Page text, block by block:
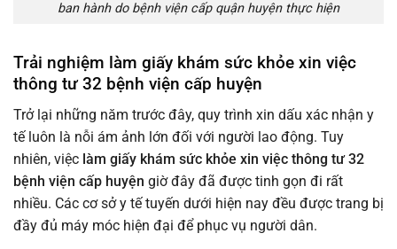
ban hành do bệnh viện cấp quận huyện thực hiện
Trải nghiệm làm giấy khám sức khỏe xin việc
thông tư 32 bệnh viện cấp huyện
Trở lại những năm trước đây, quy trình xin dấu xác nhận y
tế luôn là nỗi ám ảnh lớn đối với người lao động. Tuy
nhiên, việc làm giấy khám sức khỏe xin việc thông tư 32
bệnh viện cấp huyện giờ đây đã được tinh gọn đi rất
nhiều. Các cơ sở y tế tuyến dưới hiện nay đều được trang bị
đầy đủ máy móc hiện đại để phục vụ người dân.